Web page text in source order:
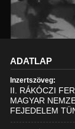
ADATLAP
Inzertszöveg:
II. RÁKÓCZI
MAGYAR
FEJEDELEM